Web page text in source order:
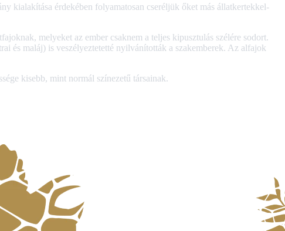
kialakítása érdekében folyamatosan cseréljük őket más állatkertekkel-
melyeket az ember csaknem a teljes kipusztulás szélére sodort.
és maláj) is veszélyeztetetté nyilvánították a szakemberek. Az alfajok
kisebb, mint normál színezetű társainak.